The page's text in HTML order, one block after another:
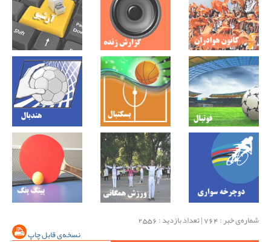
شماره‌ی خبر : ‌764 | تعداد بازدید : 2556
نسخه‌ی قابل چاپ